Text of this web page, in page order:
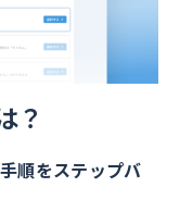
？
順をステップバ